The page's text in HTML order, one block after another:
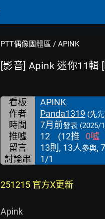
PTT偶像團體區 / APINK
[影音] Apink 迷你11輯
看板
APINK
作者
Panda1319 (先
時間 7月前發表 (2025/
推噓 12 (12推 0噓
留言
13則, 13人參與,
討論串 1/1
251215 官方X更新
Apink